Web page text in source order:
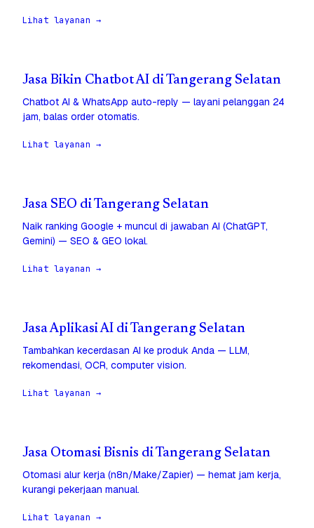
Lihat layanan →
Jasa Bikin Chatbot AI di Tangerang Selatan
Chatbot AI & WhatsApp auto-reply — layani pelanggan 24
jam, balas order otomatis.
Lihat layanan →
Jasa SEO di Tangerang Selatan
Naik ranking Google + muncul di jawaban AI (ChatGPT,
Gemini) — SEO & GEO lokal.
Lihat layanan →
Jasa Aplikasi AI di Tangerang Selatan
Tambahkan kecerdasan AI ke produk Anda — LLM,
rekomendasi, OCR, computer vision.
Lihat layanan →
Jasa Otomasi Bisnis di Tangerang Selatan
Otomasi alur kerja (n8n/Make/Zapier) — hemat jam kerja,
kurangi pekerjaan manual.
Lihat layanan →